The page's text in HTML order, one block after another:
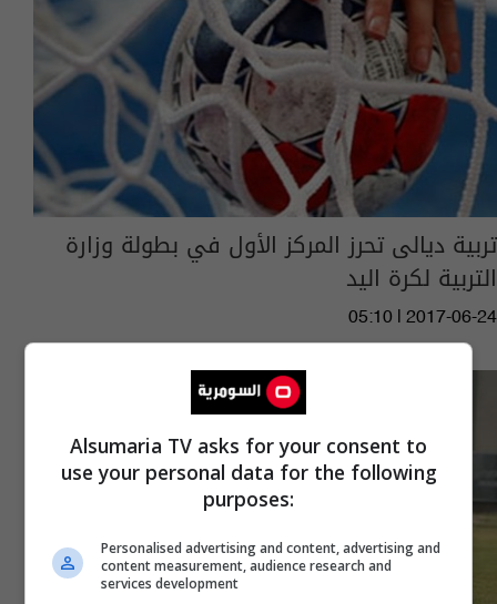
تربية ديالى تحرز المركز الأول في بطولة وزارة
التربية لكرة اليد
05:10 | 2017-06-24
Alsumaria TV asks for your consent to
use your personal data for the following
purposes:
Personalised advertising and content, advertising and
content measurement, audience research and
services development